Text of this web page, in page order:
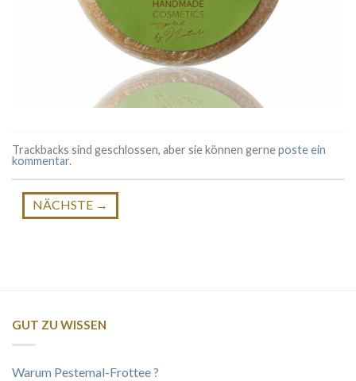
Trackbacks sind geschlossen, aber sie können gerneposte ein
kommentar.
NÄCHSTE →
GUT ZU WISSEN
Warum Pestemal-Frottee ?